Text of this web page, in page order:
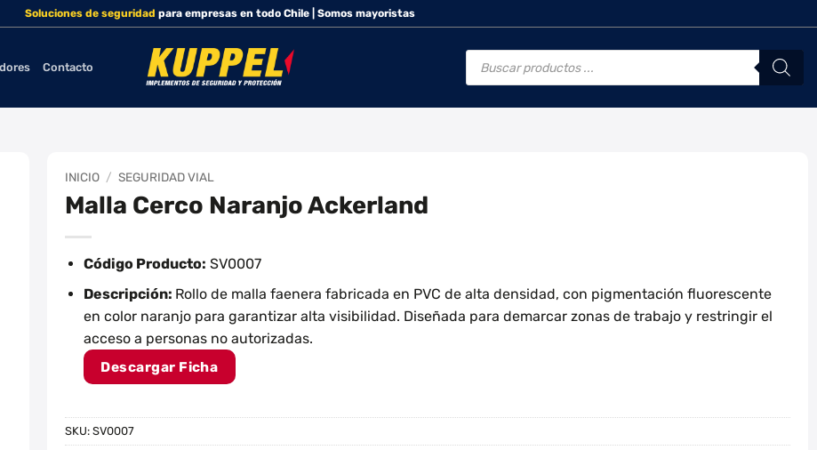
Soluciones de seguridad para empresas en todo Chile | Somos mayoristas
Contacto
Búsqueda
INICIO / SEGURIDAD VIAL
Malla Cerco Naranjo Ackerland
Código Producto: SV0007
Descripción: Rollo de malla faenera fabricada en PVC de alta densidad, con pigmentación fluorescente
en color naranjo para garantizar alta visibilidad. Diseñada para demarcar zonas de trabajo y restringir el
acceso a personas no autorizadas.
Descargar Ficha
SKU: SV0007